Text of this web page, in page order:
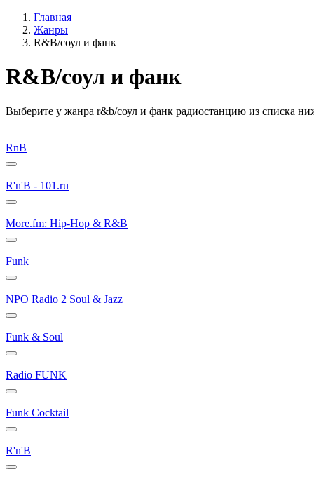
Главная
Жанры
R&B/cоул и фанк
R&B/cоул и фанк
Выберите у жанра r&b/cоул и фанк радиостанцию из списка
RnB
R'n'B - 101.ru
More.fm: Hip-Hop & R&B
Funk
NPO Radio 2 Soul & Jazz
Funk & Soul
Radio FUNK
Funk Cocktail
R'n'B